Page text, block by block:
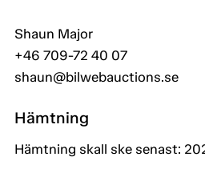
Shaun Major
+46 709-72 40 07
shaun@bilwebauctions.se
Hämtning
Hämtning skall ske senast: